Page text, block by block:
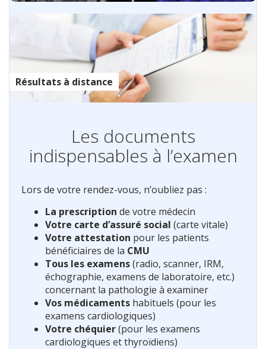
Résultats à distance
Les documents
indispensables à l’examen
Lors de votre rendez-vous, n’oubliez pas :
La prescription de votre médecin
Votre carte d’assuré social (carte vitale)
Votre attestation pour les patients
bénéficiaires de la CMU
Tous les examens(radio, scanner, IRM,
échographie, examens de laboratoire, etc.)
concernant la pathologie à examiner
Vos médicaments habituels (pour les
examens cardiologiques)
Votre chéquier(pour les examens
cardiologiques et thyroïdiens)